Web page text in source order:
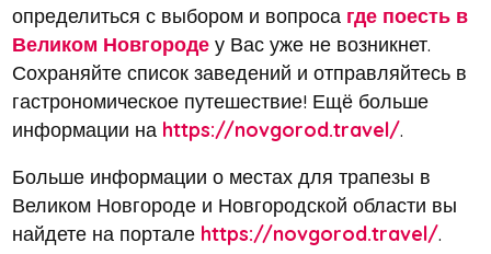
определиться с выбором и вопроса где поесть в
Великом Новгородеу Вас уже не возникнет.
Сохраняйте список заведений и отправляйтесь в
гастрономическое путешествие! Ещё больше
информации на https://novgorod.travel/.
Больше информации о местах для трапезы в
Великом Новгороде и Новгородской области вы
найдете на портале https://novgorod.travel/.